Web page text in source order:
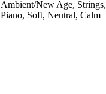
Ambient/New Age, Strings,
Piano, Soft, Neutral, Calm